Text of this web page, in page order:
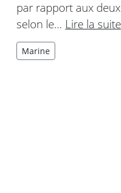
par rapport aux
selon le… Lire la suite
Marine